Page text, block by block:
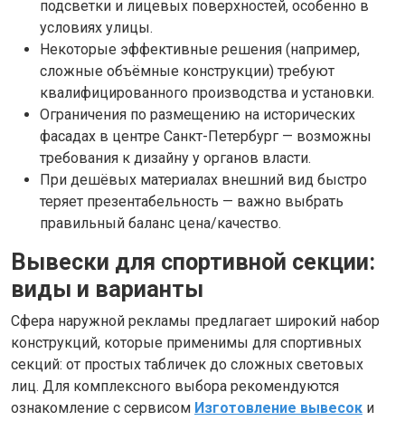
подсветки и лицевых поверхностей, особенно в
условиях улицы.
Некоторые эффективные решения (например,
сложные объёмные конструкции) требуют
квалифицированного производства и установки.
Ограничения по размещению на исторических
фасадах в центре Санкт-Петербург — возможны
требования к дизайну у органов власти.
При дешёвых материалах внешний вид быстро
теряет презентабельность — важно выбрать
правильный баланс цена/качество.
Вывески для спортивной секции:
виды и варианты
Сфера наружной рекламы предлагает широкий набор
конструкций, которые применимы для спортивных
секций: от простых табличек до сложных световых
лиц. Для комплексного выбора рекомендуются
ознакомление с сервисом Изготовление вывесок и